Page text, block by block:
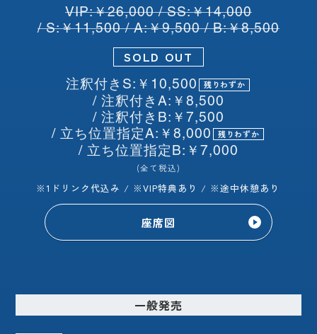
VIP:￥26,000 / SS:￥14,000
/ S:￥11,500 / A:￥9,500 / B:￥8,500
SOLD OUT
注釈付きS:￥10,500 残りわずか
/ 注釈付きA:￥8,500
/ 注釈付きB:￥7,500
/ 立ち位置指定A:￥8,000
残りわずか
/ 立ち位置指定B:￥7,000
(全て税込)
※1ドリンク代込み / ※VIP特典あり / ※途中休憩あり
座席図
一般発売